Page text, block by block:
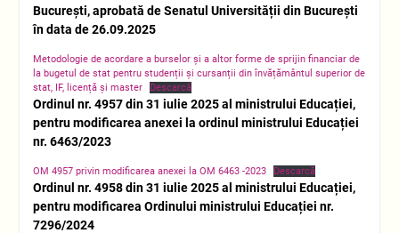
București, aprobată de Senatul Universității din București
în data de 26.09.2025
Metodologie de acordare a burselor și a altor forme de sprijin financiar de
la bugetul de stat pentru studenții și cursanții din învățământul superior de
stat, IF, licență și master
Descarcă
Ordinul nr. 4957 din 31 iulie 2025 al ministrului Educației,
pentru modificarea anexei la ordinul ministrului Educației
nr. 6463/2023
OM 4957 privin modificarea anexei la OM 6463 -2023 Descarcă
Ordinul nr. 4958 din 31 iulie 2025 al ministrului Educației,
pentru modificarea Ordinului ministrului Educației nr.
7296/2024